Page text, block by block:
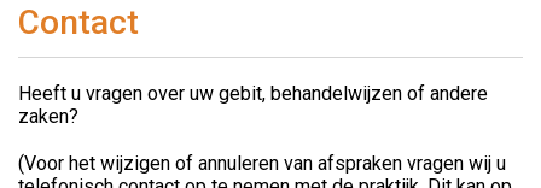
Contact
Heeft u vragen over uw gebit, behandelwijzen of andere
zaken?
(Voor het wijzigen of annuleren van afspraken vragen wij u